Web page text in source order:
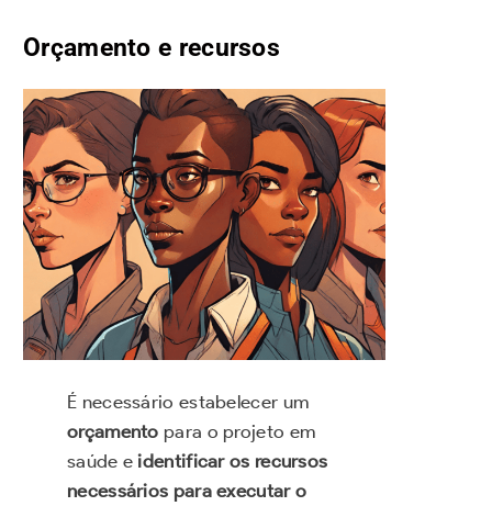
Orçamento e recursos
É necessário estabelecer um
orçamento para o projeto em
saúde eidentificar os recursos
necessários para executar o